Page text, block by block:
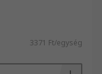
3371 Ft/egység